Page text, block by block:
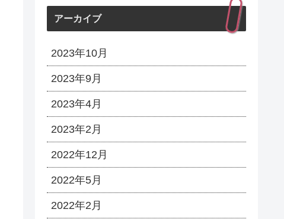
アーカイブ
2023年10月
2023年9月
2023年4月
2023年2月
2022年12月
2022年5月
2022年2月